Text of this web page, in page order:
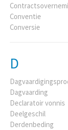
Conventie
Conversie
D
Dagvaarding
Declaratoir vonnis
Deelgeschil
Derdenbeding